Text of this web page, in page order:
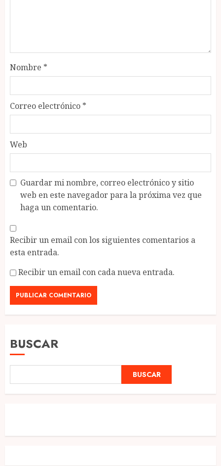
Nombre *
Correo electrónico *
Web
Guardar mi nombre, correo electrónico y sitio
web en este navegador para la próxima vez que
haga un comentario.
Recibir un email con los siguientes comentarios a
esta entrada.
Recibir un email con cada nueva entrada.
BUSCAR
BUSCAR